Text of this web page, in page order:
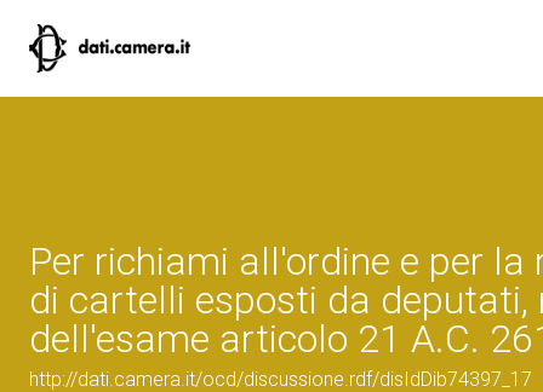
Per richiami all'ordine e per la
di cartelli esposti da deputati,
dell'esame articolo 21 A.C.
http://dati.camera.it/ocd/discussione.rdf/disIdDib74397_17